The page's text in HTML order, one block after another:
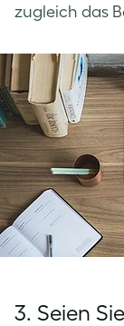
zugleich das
3. Seien